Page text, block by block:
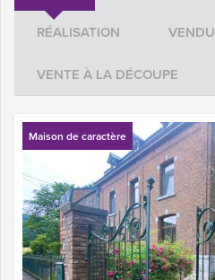
RÉALISATION VENDU
VENTE À LA DÉCOUPE
Maison de caractère